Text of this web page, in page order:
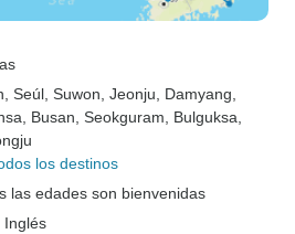
, Seúl , Suwon , Jeonju , Damyang
, Busan , Seokguram , Bulguksa
los destinos
las edades son bienvenidas
Inglés